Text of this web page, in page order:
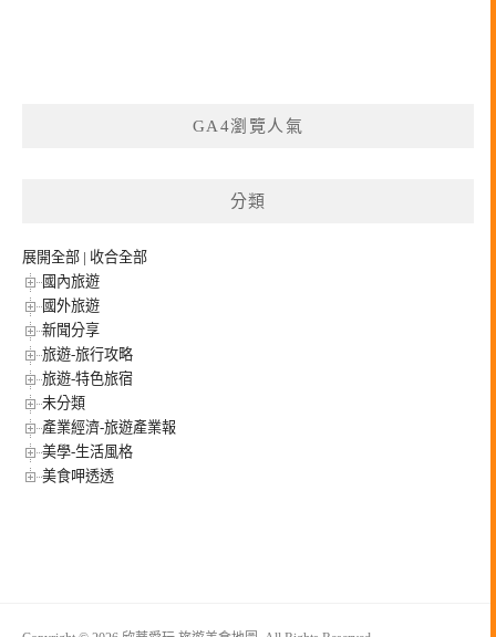
GA4瀏覽人氣
分類
展開全部 | 收合全部
國內旅遊
國外旅遊
新聞分享
旅遊-旅行攻略
旅遊-特色旅宿
未分類
產業經濟-旅遊產業報
美學-生活風格
美食呷透透